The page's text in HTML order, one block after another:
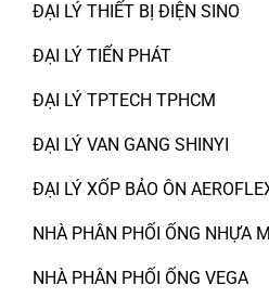
ĐẠI LÝ THIẾT BỊ ĐIỆN SINO
ĐẠI LÝ TIẾN PHÁT
ĐẠI LÝ TPTECH TPHCM
ĐẠI LÝ VAN GANG SHINYI
ĐẠI LÝ XỐP BẢO ÔN
NHÀ PHÂN PHỐI ỐNG NHỰA
NHÀ PHÂN PHỐI ỐNG VEGA